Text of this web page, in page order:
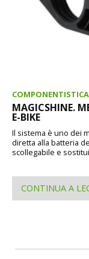
COMPONENTISTICA
MAGICSHINE.
E-BIKE
Il sistema è uno dei
diretta alla batteria
scollegabile e
CONTINUA A